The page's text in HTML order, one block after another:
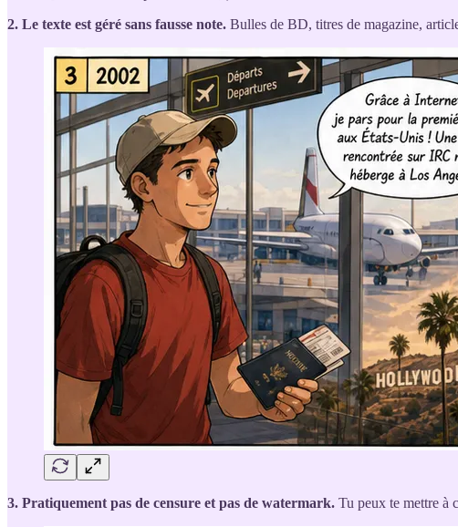
2. Le texte est géré sans fausse note. Bulles de BD, titres de magazine,
3. Pratiquement pas de censure et pas de watermark. Tu peux te mettre à